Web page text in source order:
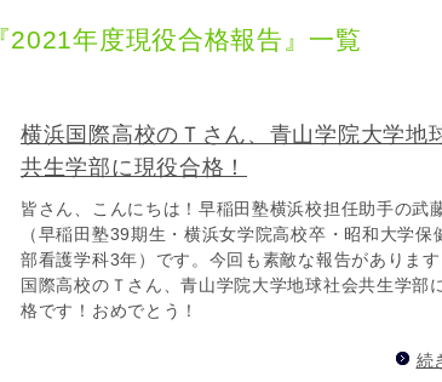
年度現役合格報告』一覧
横浜国際高校のＴさん、青山学院大学地
共生学部に現役合格！
皆さん、こんにちは！早稲田塾横浜校担任助手の武
（早稲田塾39期生・横浜女学院高校卒・昭和大学保
部看護学科3年）です。今回も素敵な報告がありま
国際高校のＴさん、青山学院大学地球社会共生学部
格です！おめでとう！
続